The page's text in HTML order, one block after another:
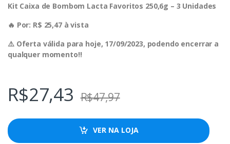
Kit Caixa de Bombom Lacta Favoritos 250,6g – 3 Unidades
🔥 Por: R$ 25,47 à vista
⚠️ Oferta válida para hoje, 17/09/2023, podendo encerrar a
qualquer momento!!
R$27,43 R$47,97
VER NA LOJA